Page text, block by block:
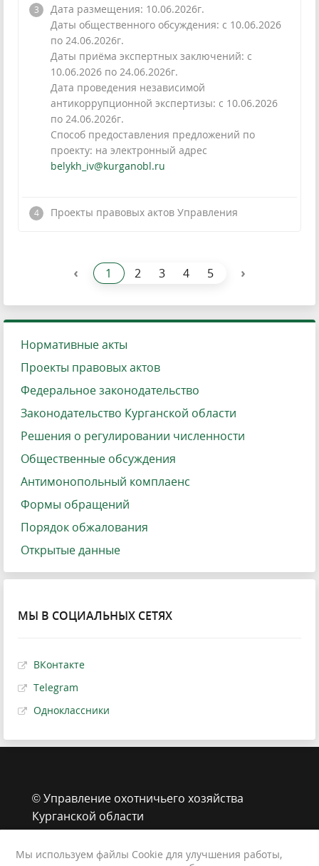
Дата размещения: 10.06.2026г.
Даты общественного обсуждения: с 10.06.2026
по 24.06.2026г.
Даты приёма экспертных заключений: с
10.06.2026 по 24.06.2026г.
Дата проведения независимой
антикоррупционной экспертизы: с 10.06.2026
по 24.06.2026г.
Способ предоставления предложений по
проекту: на электронный адрес
belykh_iv@kurganobl.ru
Проекты правовых актов Управления
‹ 1 2 3 4 5 ›
Нормативные акты
Проекты правовых актов
Федеральное законодательство
Законодательство Курганской области
Решения о регулировании численности
Общественные обсуждения
Антимонопольный комплаенс
Формы обращений
Порядок обжалования
Открытые данные
МЫ В СОЦИАЛЬНЫХ СЕТЯХ
ВКонтакте
Telegram
Одноклассники
© Управление охотничьего хозяйства
Курганской области
г. Курган, ул. Володарского, 65 стр.1
8 (3522) 43-39-33
Мы используем файлы Cookie для улучшения работы,